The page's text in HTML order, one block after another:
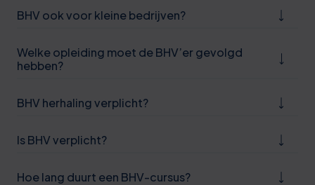
BHV ook voor kleine bedrijven?
Welke opleiding moet de BHV’er gevolgd
hebben?
BHV herhaling verplicht?
Is BHV verplicht?
Hoe lang duurt een BHV-cursus?